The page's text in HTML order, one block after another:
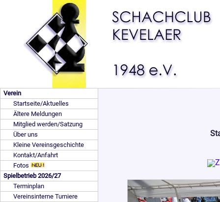
Verein
Startseite/Aktuelles
Ältere Meldungen
Mitglied werden/Satzung
Über uns
Kleine Vereinsgeschichte
Kontakt/Anfahrt
Fotos
Spielbetrieb 2026/27
Terminplan
Vereinsinterne Turniere